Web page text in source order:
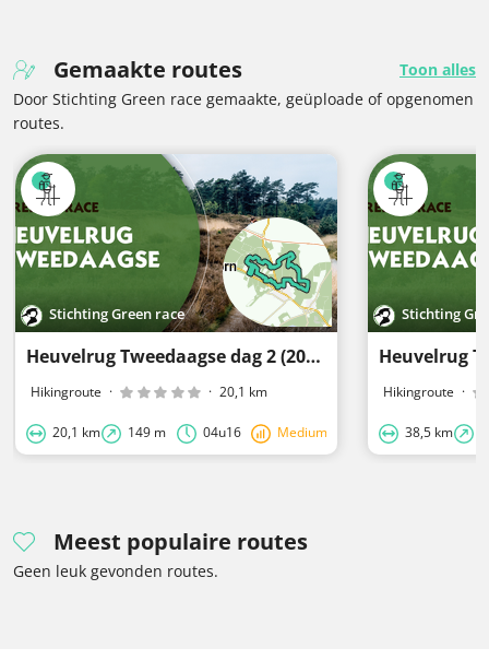
Gemaakte routes
Toon alles
Door Stichting Green race gemaakte, geüploade of opgenomen
routes.
Stichting Green race
Heuvelrug Tweedaagse dag 2 (20km)
Hikingroute · · 20,1 km
20,1 km 149 m 04u16 Medium
Stichting
Hikingroute ·
38,5 km
Meest populaire routes
Geen leuk gevonden routes.